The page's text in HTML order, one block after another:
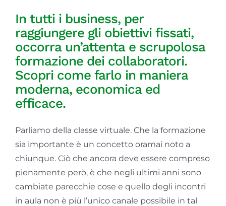
Società Trasparente
In tutti i business, per
raggiungere gli obiettivi fissati,
occorra un’attenta e scrupolosa
formazione dei collaboratori.
Scopri come farlo in maniera
moderna, economica ed
efficace.
Parliamo della classe virtuale. Che la formazione
sia importante è un concetto oramai noto a
chiunque. Ciò che ancora deve essere compreso
pienamente però, è che negli ultimi anni sono
cambiate parecchie cose e quello degli incontri
in aula non è più l’unico canale possibile in tal